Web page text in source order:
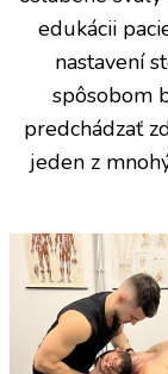
edukácii
nastavení
spôsobom
predchádzať
jeden z